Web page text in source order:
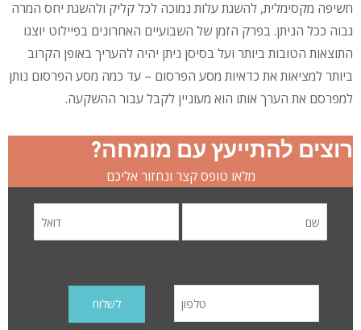
חשיפה מקסימלית, להשגת עלות נמוכה לכל קליק ולהשגת יחס המרה
גבוה ככל הניתן. בפרק הזמן של השבועיים האחרונים בפיילוט יוצגו
התוצאות הטובות ביותר ועל בסיסן ניתן יהיה להעריך באופן הקרוב
ביותר למציאות את כדאיות מסע הפרסום – עד כמה מסע הפרסום נותן
למפרסם את הערך אותו הוא מעוניין לקבל עבור ההשקעה.
רוצים להתייעץ עם מומחה?
מלאו טופס קצר ונחזור אליכם